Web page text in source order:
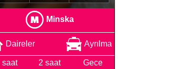
Minska
Daireler Ayrılma
saat
2 saat
Gece